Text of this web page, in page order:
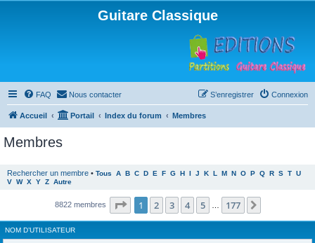
Guitare Classique
FAQ Nous contacter Connexion
S’enregistrer
Accueil Portail Index du forum Membres
Membres
Rechercher un membre • Tous A B C D E F G H I J K L M N O P Q R S T U
V W X Y Z Autre
8822 membres Page 1sur177
1 2 3 4 5 177
NOM D’UTILISATEUR